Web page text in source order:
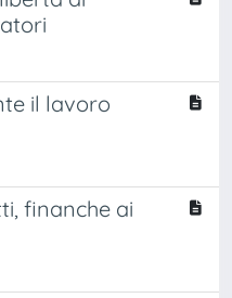
il lavoro
finanche ai